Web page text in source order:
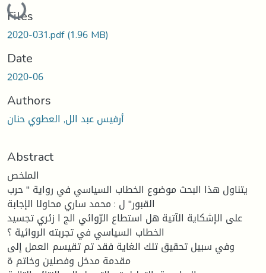
Files
2020-031.pdf(1.96 MB)
Date
2020-06
Authors
أرفيس عبد الل, العطوي حنان
Abstract
الملخص
يتناول هذا البحث موضوع الخطاب السياسي في رواية " حرب
القبور" ل : محمد ساري محاولا الإجابة
على الإشكاية الآتية هل استطاع الرّوائي الج ا زئري تجسيد
الخطاب السياسي في تجربته الروائية ؟
وفي سبيل تحقيق تلك الغاية فقد تم تقيسم العمل إلى
مقدمة مدخل وفصلين وخاتم ة